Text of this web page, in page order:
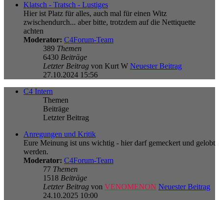
Klatsch - Tratsch - Lustiges
Hier ist Platz für alles, auch mal für einen Witz
zwischendurch... aber bitte, trotzdem auf die Nettiquette
achten
Moderator: C4Forum-Team
389 Themen
6430 Beiträge
Letzter Beitrag von Kurt W Neuester Beitrag
27.10.2024 15:56
C4 Intern
Themen
Beiträge
Letzter Beitrag
Anregungen und Kritik
Eure Meinung ist uns wichtig - hier darf gemeckert und gelobt
werden.
Moderator: C4Forum-Team
77 Themen
1518 Beiträge
Letzter Beitrag von VENOMENON Neuester Beitrag
24.10.2025 10:00